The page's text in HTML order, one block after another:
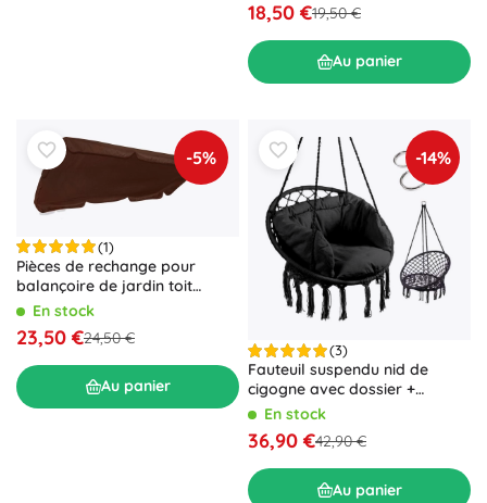
18,50 €19,50 €
Au panier
-5%
(1)
Pièces de rechange pour
balançoire de jardin toit
marron
En stock
23,50 €24,50 €
Au panier
-14%
(3)
Fauteuil suspendu nid de
cigogne avec dossier +
coussins – Noir
En stock
36,90 €42,90 €
Au panier